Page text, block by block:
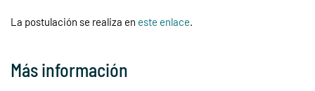
La postulación se realiza en este enlace.
Más información